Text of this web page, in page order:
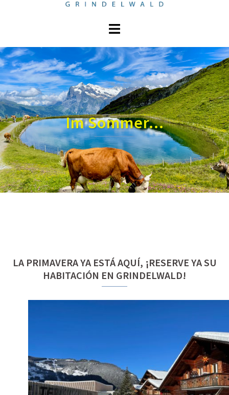
Alternar
Im Sommer...
LA PRIMAVERA YA ESTÁ AQUÍ, ¡RESERVE YA SU
HABITACIÓN EN GRINDELWALD!